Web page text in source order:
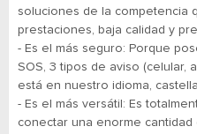
soluciones de la competencia
prestaciones, baja calidad y
- Es el más seguro: Porque
SOS, 3 tipos de aviso (celular,
está en nuestro idioma,
- Es el más versátil: Es
conectar una enorme